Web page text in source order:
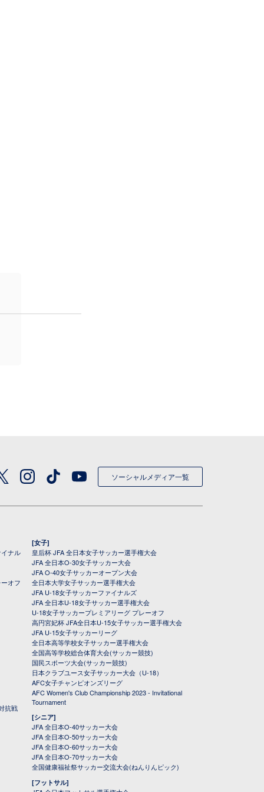
ソーシャルメディア一覧
ナル
オフ
抗戦
[女子]
皇后杯 JFA 全日本女子サッカー選手権大会
JFA 全日本O-30女子サッカー大会
JFA O-40女子サッカーオープン大会
全日本大学女子サッカー選手権大会
JFA U-18女子サッカーファイナルズ
JFA 全日本U-18女子サッカー選手権大会
U-18女子サッカープレミアリーグ プレーオフ
高円宮妃杯 JFA全日本U-15女子サッカー選手権大会
JFA U-15女子サッカーリーグ
全日本高等学校女子サッカー選手権大会
全国高等学校総合体育大会(サッカー競技)
国民スポーツ大会(サッカー競技)
日本クラブユース女子サッカー大会（U-18）
AFC女子チャンピオンズリーグ
AFC Women's Club Championship 2023 - Invitational
Tournament
[シニア]
JFA 全日本O-40サッカー大会
JFA 全日本O-50サッカー大会
JFA 全日本O-60サッカー大会
JFA 全日本O-70サッカー大会
全国健康福祉祭サッカー交流大会(ねんりんピック)
[フットサル]